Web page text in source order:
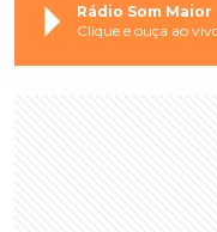
Rádio Som Maior
Clique e ouça ao